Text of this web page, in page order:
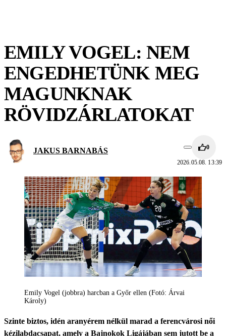
EMILY VOGEL: NEM
ENGEDHETÜNK MEG
MAGUNKNAK
RÖVIDZÁRLATOKAT
JAKUS BARNABÁS 0
2026.05.08. 13:39
Emily Vogel (jobbra) harcban a Győr ellen (Fotó: Árvai
Károly)
Szinte biztos, idén aranyérem nélkül marad a ferencvárosi női
kézilabdacsapat, amely a Bajnokok Ligájában sem jutott be a